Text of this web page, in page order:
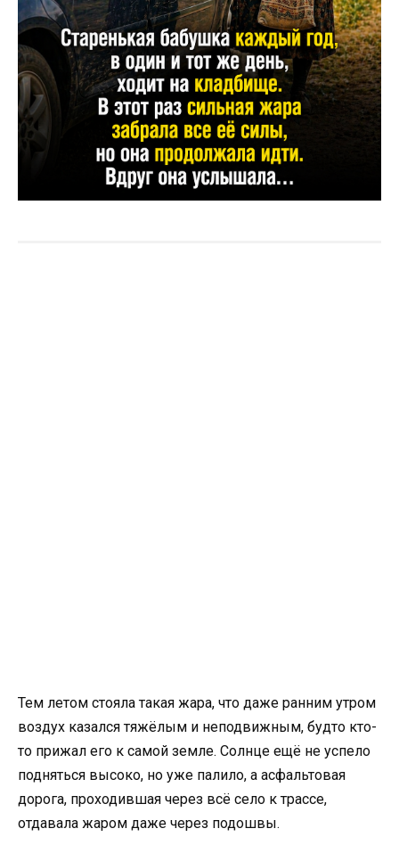
Тем летом стояла такая жара, что даже ранним утром
воздух казался тяжёлым и неподвижным, будто кто-
то прижал его к самой земле. Солнце ещё не успело
подняться высоко, но уже палило, а асфальтовая
дорога, проходившая через всё село к трассе,
отдавала жаром даже через подошвы.